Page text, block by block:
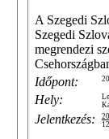
A Szegedi
Szegedi
megrendezi
Időpont:
Hely:
Jelentkezés: